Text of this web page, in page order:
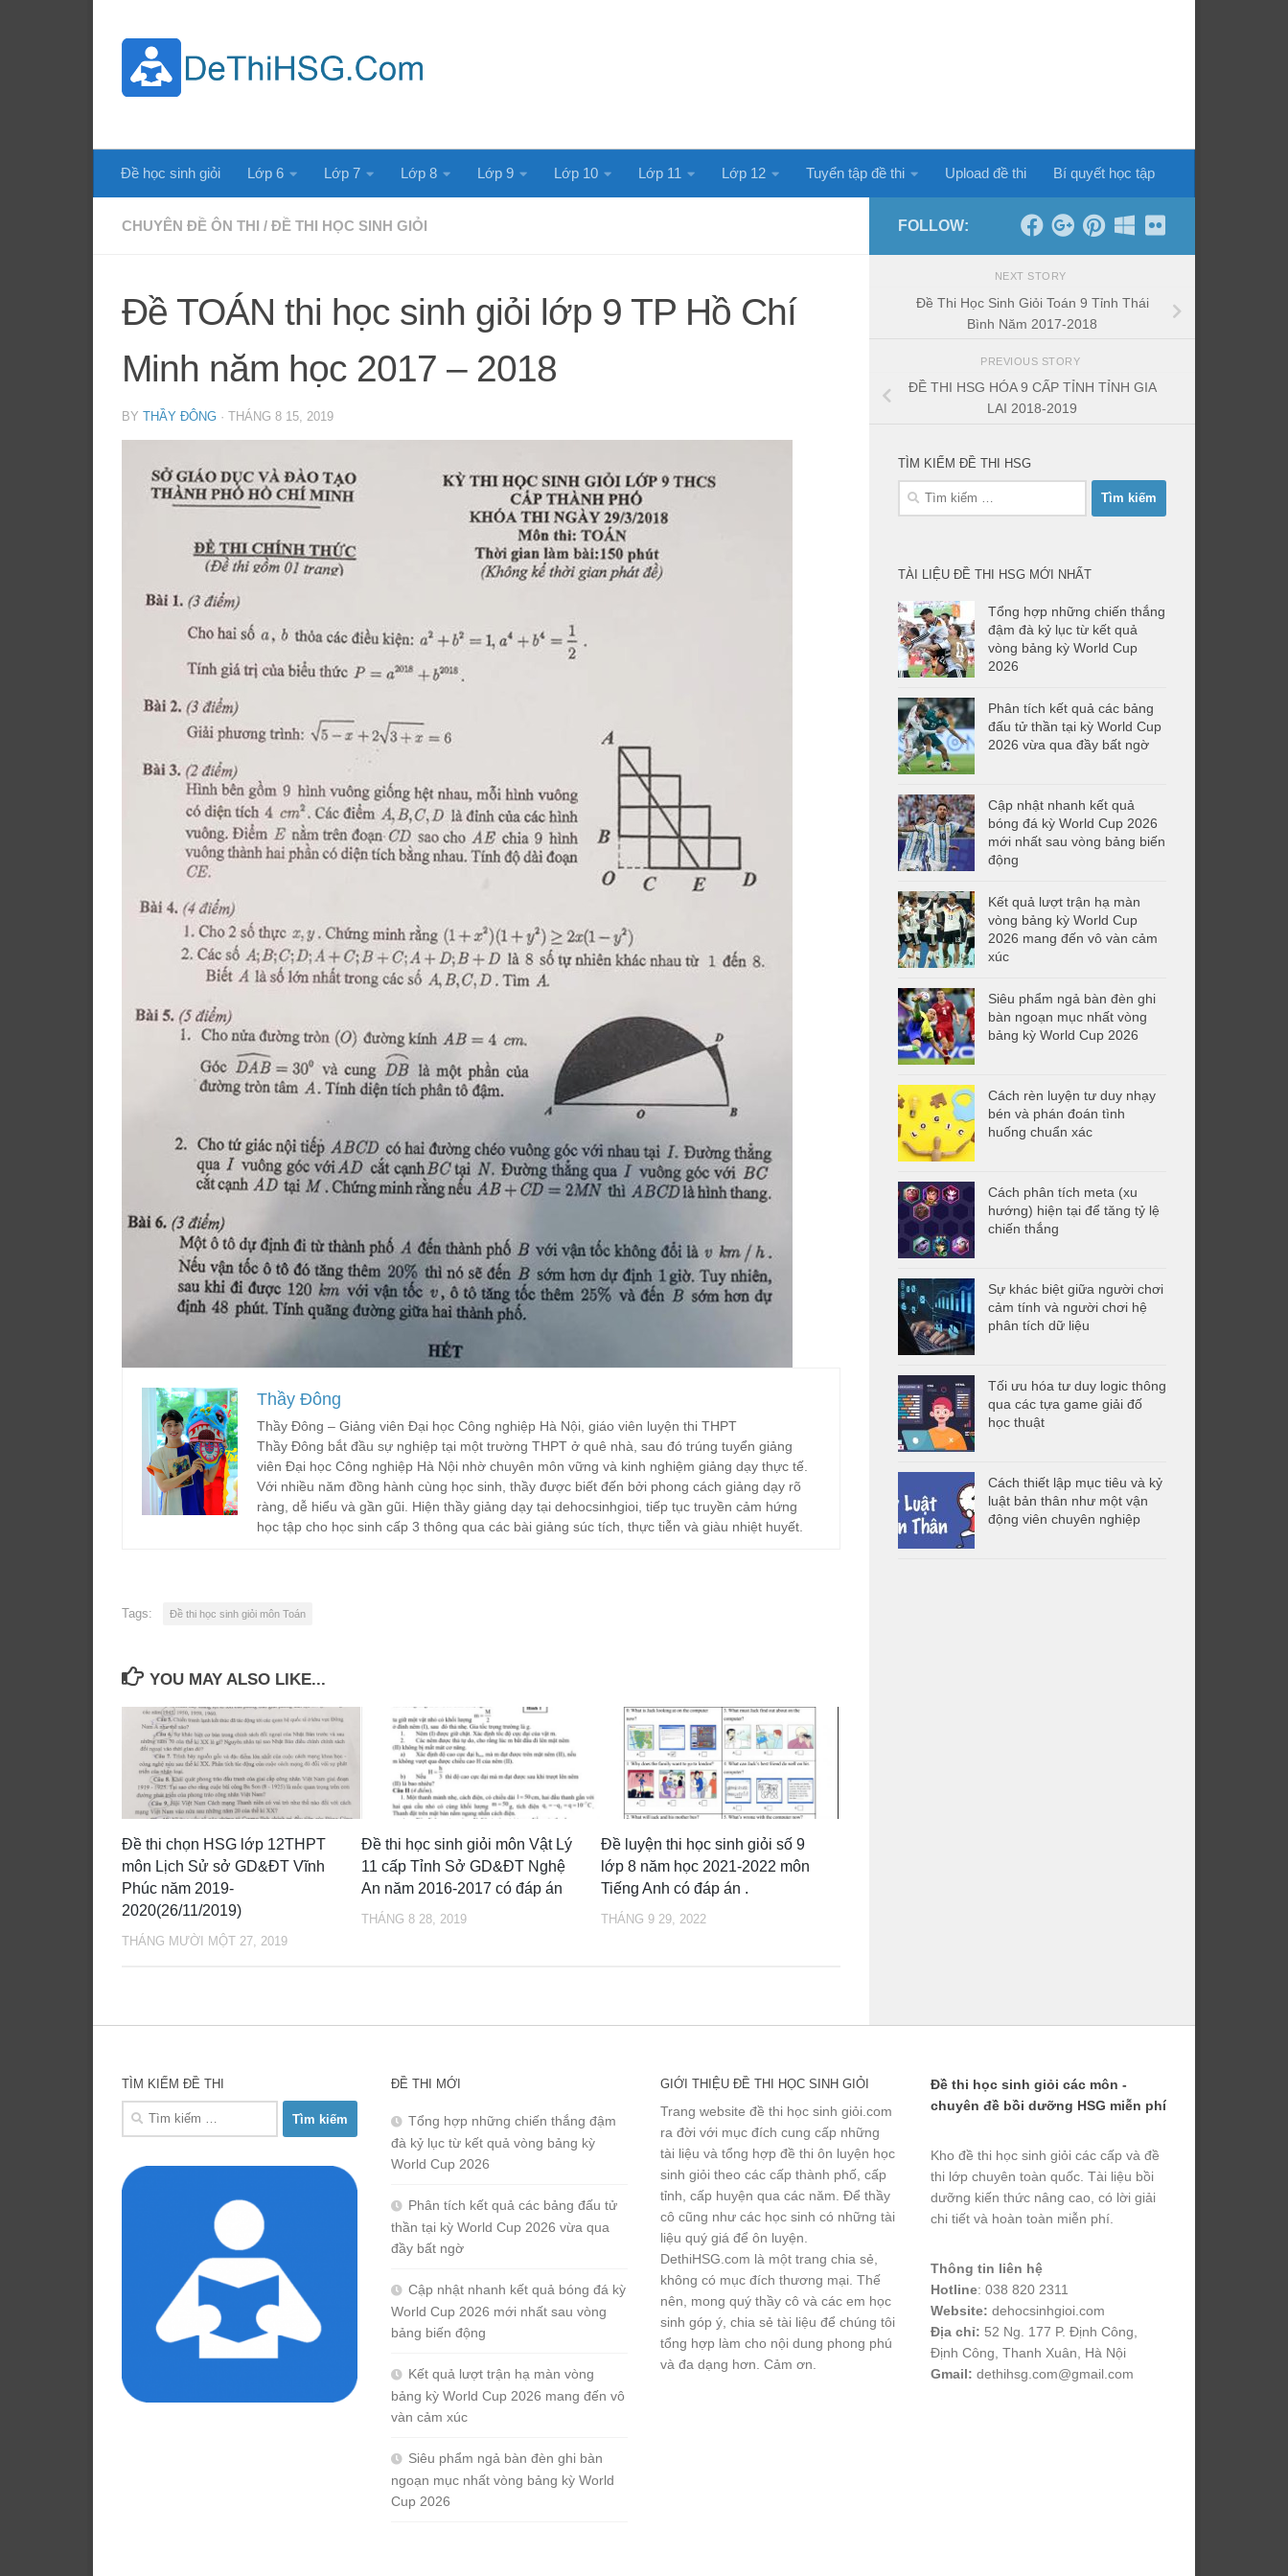
Đề học sinh giỏi Lớp 6 Lớp 7 Lớp 8 Lớp 9 Lớp 10 Lớp 11 Lớp 12 Tuyển tập đề thi Upload đề thi Bí quyết học tập
CHUYÊN ĐỀ ÔN THI / ĐỀ THI HỌC SINH GIỎI
Đề TOÁN thi học sinh giỏi lớp 9 TP Hồ Chí
Minh năm học 2017 – 2018
BY THẦY ĐÔNG · THÁNG 8 15, 2019
Thầy Đông
Thầy Đông – Giảng viên Đại học Công nghiệp Hà Nội, giáo viên luyện thi THPT
Thầy Đông bắt đầu sự nghiệp tại một trường THPT ở quê nhà, sau đó trúng tuyển giảng
viên Đại học Công nghiệp Hà Nội nhờ chuyên môn vững và kinh nghiệm giảng dạy thực tế.
Với nhiều năm đồng hành cùng học sinh, thầy được biết đến bởi phong cách giảng dạy rõ
ràng, dễ hiểu và gần gũi. Hiện thầy giảng dạy tại dehocsinhgioi, tiếp tục truyền cảm hứng
học tập cho học sinh cấp 3 thông qua các bài giảng súc tích, thực tiễn và giàu nhiệt huyết.
Tags: Đề thi học sinh giỏi môn Toán
YOU MAY ALSO LIKE...
Đề thi chọn HSG lớp 12THPT
môn Lịch Sử sở GD&ĐT Vĩnh
Phúc năm 2019-
2020(26/11/2019)
THÁNG MƯỜI MỘT 27, 2019
Đề thi học sinh giỏi môn Vật Lý
11 cấp Tỉnh Sở GD&ĐT Nghệ
An năm 2016-2017 có đáp án
THÁNG 8 28, 2019
Đề luyện thi học sinh giỏi số 9
lớp 8 năm học 2021-2022 môn
Tiếng Anh có đáp án .
THÁNG 9 29, 2022
FOLLOW:
NEXT STORY
Đề Thi Học Sinh Giỏi Toán 9 Tỉnh Thái
Bình Năm 2017-2018
PREVIOUS STORY
ĐỀ THI HSG HÓA 9 CẤP TỈNH TỈNH GIA
LAI 2018-2019
TÌM KIẾM ĐỀ THI HSG
Tìm
TÀI LIỆU ĐỀ THI HSG MỚI NHẤT
Tổng hợp những chiến thắng
đậm đà kỷ lục từ kết quả
vòng bảng kỳ World Cup
2026
Phân tích kết quả các bảng
đấu tử thần tại kỳ World Cup
2026 vừa qua đầy bất ngờ
Cập nhật nhanh kết quả
bóng đá kỳ World Cup 2026
mới nhất sau vòng bảng biến
động
Kết quả lượt trận hạ màn
vòng bảng kỳ World Cup
2026 mang đến vô vàn cảm
xúc
Siêu phẩm ngả bàn đèn ghi
bàn ngoạn mục nhất vòng
bảng kỳ World Cup 2026
Cách rèn luyện tư duy nhạy
bén và phán đoán tình
huống chuẩn xác
Cách phân tích meta (xu
hướng) hiện tại để tăng tỷ lệ
chiến thắng
Sự khác biệt giữa người chơi
cảm tính và người chơi hệ
phân tích dữ liệu
Tối ưu hóa tư duy logic thông
qua các tựa game giải đố
học thuật
Cách thiết lập mục tiêu và kỷ
luật bản thân như một vận
động viên chuyên nghiệp
TÌM KIẾM ĐỀ THI
Tìm
kiếm
ĐỀ THI MỚI
Tổng hợp những chiến thắng đậm
đà kỷ lục từ kết quả vòng bảng kỳ
World Cup 2026
Phân tích kết quả các bảng đấu tử
thần tại kỳ World Cup 2026 vừa qua
đầy bất ngờ
Cập nhật nhanh kết quả bóng đá kỳ
World Cup 2026 mới nhất sau vòng
bảng biến động
Kết quả lượt trận hạ màn vòng
bảng kỳ World Cup 2026 mang đến vô
vàn cảm xúc
Siêu phẩm ngả bàn đèn ghi bàn
ngoạn mục nhất vòng bảng kỳ World
Cup 2026
GIỚI THIỆU ĐỀ THI HỌC SINH GIỎI
Trang website đề thi học sinh giỏi.com
ra đời với mục đích cung cấp những
tài liệu và tổng hợp đề thi ôn luyện học
sinh giỏi theo các cấp thành phố, cấp
tỉnh, cấp huyện qua các năm. Để thầy
cô cũng như các học sinh có những tài
liệu quý giá để ôn luyện.
DethiHSG.com là một trang chia sẻ,
không có mục đích thương mại. Thế
nên, mong quý thầy cô và các em học
sinh góp ý, chia sẻ tài liệu để chúng tôi
tổng hợp làm cho nội dung phong phú
và đa dạng hơn. Cảm ơn.
Đề thi học sinh giỏi các môn -
chuyên đề bồi dưỡng HSG miễn phí
Kho đề thi học sinh giỏi các cấp và đề
thi lớp chuyên toàn quốc. Tài liệu bồi
dưỡng kiến thức nâng cao, có lời giải
chi tiết và hoàn toàn miễn phí.
Thông tin liên hệ
Hotline: 038 820 2311
Website: dehocsinhgioi.com
Địa chỉ: 52 Ng. 177 P. Định Công,
Định Công, Thanh Xuân, Hà Nội
Gmail: dethihsg.com@gmail.com